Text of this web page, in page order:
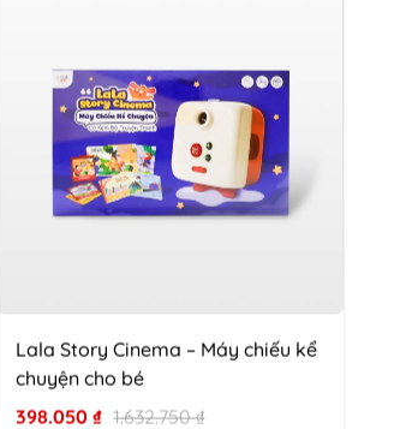
Lala Story Cinema – Máy chiếu kể
chuyện cho bé
398.050₫ 1.632.750₫